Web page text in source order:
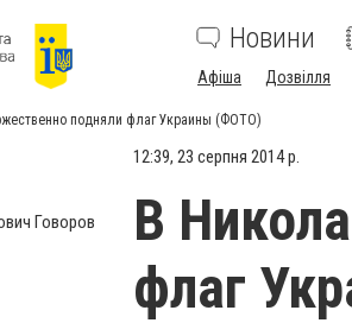
Новини
Афіша Дозвілля
подняли флаг Украины (ФОТО)
Говоров
12:39, 23 серпня 2014 р.
В
флаг